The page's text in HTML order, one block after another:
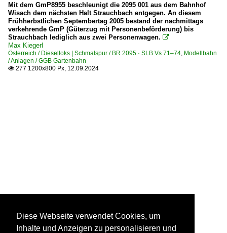
Mit dem GmP8955 beschleunigt die 2095 001 aus dem Bahnhof
Wisach dem nächsten Halt Strauchbach entgegen. An diesem
Frühherbstlichen Septembertag 2005 bestand der nachmittags
verkehrende GmP (Güterzug mit Personenbeförderung) bis
Strauchbach lediglich aus zwei Personenwagen. 
Max Kiegerl
Österreich / Dieselloks | Schmalspur / BR 2095 · SLB Vs 71–74 Modellbahn
/ Anlagen / GGB Gartenbahn
 277 1200x800 Px, 12.09.2024
Diese Webseite verwendet Cookies, um
Inhalte und Anzeigen zu personalisieren und